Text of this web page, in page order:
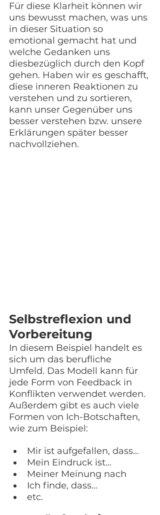
Für diese Klarheit können wir
uns bewusst machen, was uns
in dieser Situation so
emotional gemacht hat und
welche Gedanken uns
diesbezüglich durch den Kopf
gehen. Haben wir es geschafft,
diese inneren Reaktionen zu
verstehen und zu sortieren,
kann unser Gegenüber uns
besser verstehen bzw. unsere
Erklärungen später besser
nachvollziehen.
Selbstreflexion und
Vorbereitung
In diesem Beispiel handelt es
sich um das berufliche
Umfeld. Das Modell kann für
jede Form von Feedback in
Konflikten verwendet werden.
Außerdem gibt es auch viele
Formen von Ich-Botschaften,
wie zum Beispiel:
Mir ist aufgefallen, dass...
Mein Eindruck ist...
Meiner Meinung nach
Ich finde, dass...
etc.